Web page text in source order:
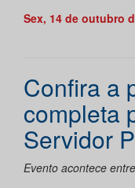
Sex, 14 de outubro
Confira a
completa
Servidor
Evento acontece